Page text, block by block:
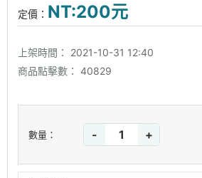
定價： NT:200元
上架時間：
2021-10-31 12:40
商品點擊數： 40829
數量： - +